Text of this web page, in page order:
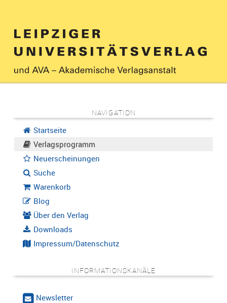
NAVIGATION
Startseite
Verlagsprogramm
Neuerscheinungen
Suche
Warenkorb
Blog
Über den Verlag
Downloads
Impressum/Datenschutz
INFORMATIONSKANÄLE
Newsletter